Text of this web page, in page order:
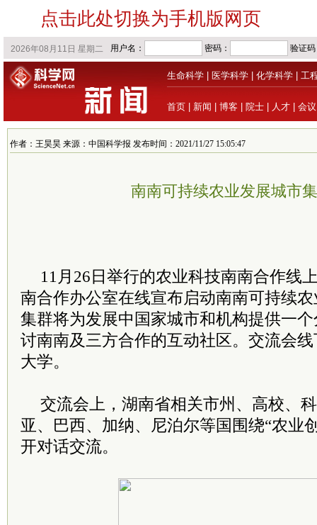
点击此处切换为手机版网页
生命科学 医学科学 化学科学 工
首页 新闻 博客 院士 人才 会议
作者：王昊昊 来源：中国科学报 发布时间：2021/11/27 15:05:47
南南可持续农业发展城市
11月26日举行的农业科技南南合作线
南合作办公室在线宣布启动南南可持续
集群将为发展中国家城市和机构提供一
讨南南及三方合作的互动社区。交流会
大学。
交流会上，湖南省相关市州、高校、
亚、巴西、加纳、尼泊尔等国围绕“农业
开对话交流。